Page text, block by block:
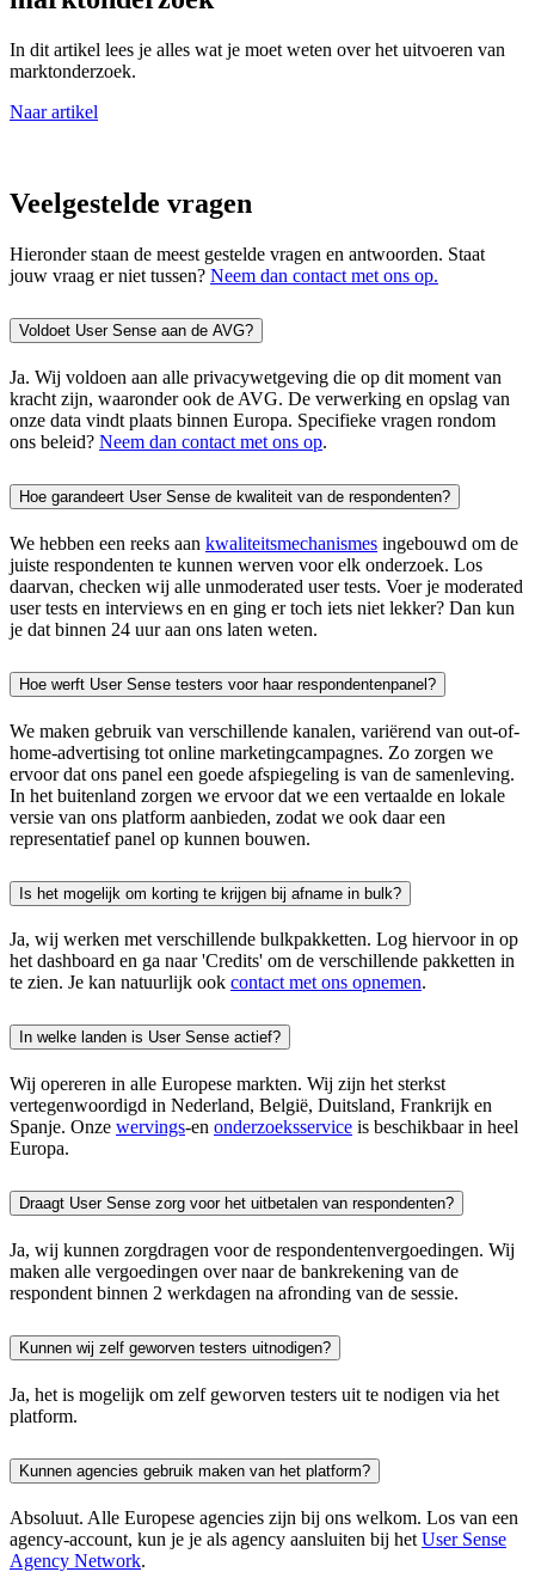
In dit artikel lees je alles wat je moet weten over het uitvoeren van
marktonderzoek.
Naar artikel
Veelgestelde vragen
Hieronder staan de meest gestelde vragen en antwoorden. Staat
jouw vraag er niet tussen? Neem dan contact met ons op.
Voldoet User Sense aan de AVG?
Ja. Wij voldoen aan alle privacywetgeving die op dit moment van
kracht zijn, waaronder ook de AVG. De verwerking en opslag van
onze data vindt plaats binnen Europa. Specifieke vragen rondom
ons beleid? Neem dan contact met ons op.
Hoe garandeert User Sense de kwaliteit van de respondenten?
We hebben een reeks aan kwaliteitsmechanismes ingebouwd om de
juiste respondenten te kunnen werven voor elk onderzoek. Los
daarvan, checken wij alle unmoderated user tests. Voer je moderated
user tests en interviews en en ging er toch iets niet lekker? Dan kun
je dat binnen 24 uur aan ons laten weten.
Hoe werft User Sense testers voor haar respondentenpanel?
We maken gebruik van verschillende kanalen, variërend van out-of-
home-advertising tot online marketingcampagnes. Zo zorgen we
ervoor dat ons panel een goede afspiegeling is van de samenleving.
In het buitenland zorgen we ervoor dat we een vertaalde en lokale
versie van ons platform aanbieden, zodat we ook daar een
representatief panel op kunnen bouwen.
Is het mogelijk om korting te krijgen bij afname in bulk?
Ja, wij werken met verschillende bulkpakketten. Log hiervoor in op
het dashboard en ga naar 'Credits' om de verschillende pakketten in
te zien. Je kan natuurlijk ook contact met ons opnemen.
In welke landen is User Sense actief?
Wij opereren in alle Europese markten. Wij zijn het sterkst
vertegenwoordigd in Nederland, België, Duitsland, Frankrijk en
Spanje. Onze wervings-en onderzoeksservice is beschikbaar in heel
Europa.
Draagt User Sense zorg voor het uitbetalen van respondenten?
Ja, wij kunnen zorgdragen voor de respondentenvergoedingen. Wij
maken alle vergoedingen over naar de bankrekening van de
respondent binnen 2 werkdagen na afronding van de sessie.
Kunnen wij zelf geworven testers uitnodigen?
Ja, het is mogelijk om zelf geworven testers uit te nodigen via het
platform.
Kunnen agencies gebruik maken van het platform?
Absoluut. Alle Europese agencies zijn bij ons welkom. Los van een
agency-account, kun je je als agency aansluiten bij het User Sense
Agency Network.